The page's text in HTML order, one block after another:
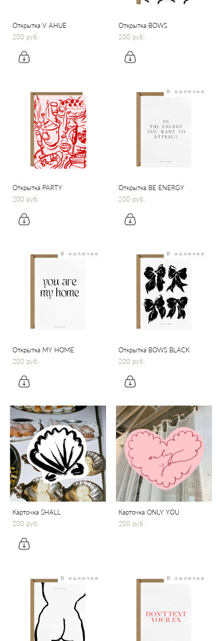
Открытка V AHUE
200 pуб.
Открытка BOWS
200 pуб.
Открытка PARTY
200 pуб.
В наличии
Открытка BE ENERGY
200 pуб.
В наличии
Открытка MY HOME
200 pуб.
В наличии
Открытка BOWS BLACK
200 pуб.
Карточка SHALL
200 pуб.
Карточка ONLY YOU
200 pуб.
В наличии В наличии